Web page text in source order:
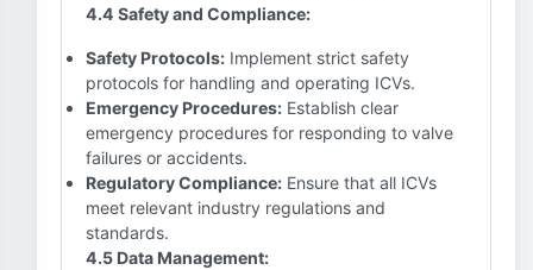
4.4 Safety and Compliance:
Safety Protocols: Implement strict safety
protocols for handling and operating ICVs.
Emergency Procedures: Establish clear
emergency procedures for responding to valve
failures or accidents.
Regulatory Compliance: Ensure that all ICVs
meet relevant industry regulations and
standards.
4.5 Data Management: